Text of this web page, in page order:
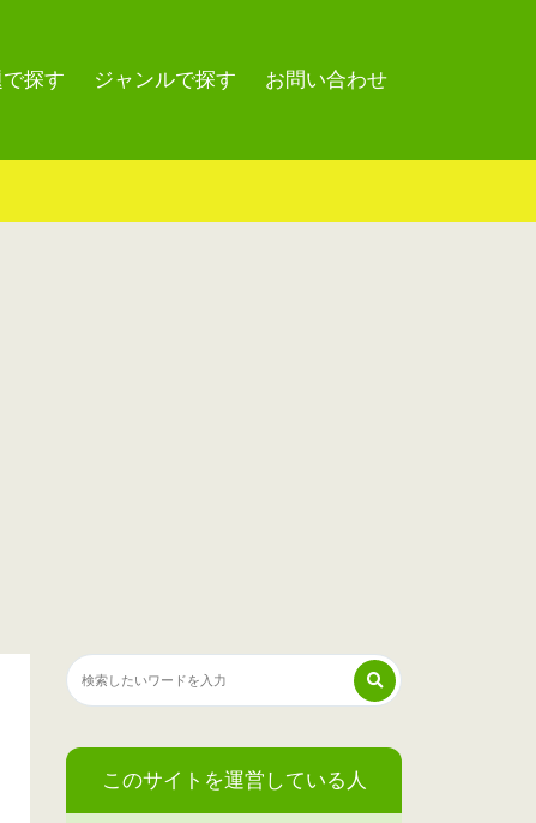
探す ジャンルで探す お問い合わせ
このサイトを運営している人